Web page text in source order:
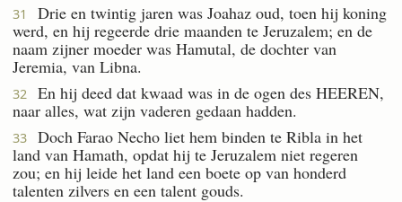
31
Drie en twintig jaren was Joahaz oud, toen hij koning
werd, en hij regeerde drie maanden te Jeruzalem; en de
naam zijner moeder was Hamutal, de dochter van
Jeremia, van Libna.
32
En hij deed dat kwaad was in de ogen des HEEREN,
naar alles, wat zijn vaderen gedaan hadden.
33
Doch Farao Necho liet hem binden te Ribla in het
land van Hamath, opdat hij te Jeruzalem niet regeren
zou; en hij leide het land een boete op van honderd
talenten zilvers en een talent gouds.